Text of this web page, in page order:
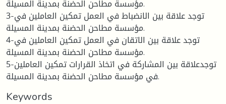
مؤسسة مطاحن الحضنة بمدينة المسيلة.
3-توجد علاقة بين الانضباط في العمل تمكين العاملين في
مؤسسة مطاحن الحضنة بمدينة المسيلة.
4-توجد علاقة بين الاتقان في العمل تمكين العاملين في
مؤسسة مطاحن الحضنة بمدينة المسيلة.
5-توجدعلاقة بين المشاركة في اتخاذ القرارات تمكين العاملين
في مؤسسة مطاحن الحضنة بمدينة المسيلة.
Keywords